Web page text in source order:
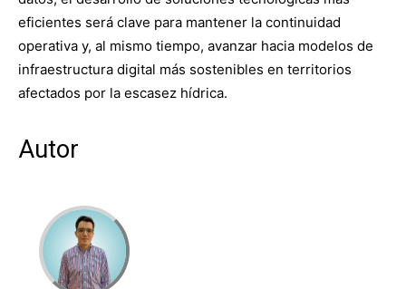
eficientes será clave para mantener la continuidad
operativa y, al mismo tiempo, avanzar hacia modelos de
infraestructura digital más sostenibles en territorios
afectados por la escasez hídrica.
Autor